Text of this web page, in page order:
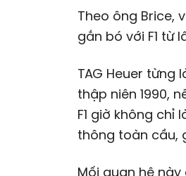
Theo ông Brice,
gắn bó với F1 từ
TAG Heuer từng
thập niên 1990,
F1 giờ không
thông toàn cầu,
Mối quan hệ